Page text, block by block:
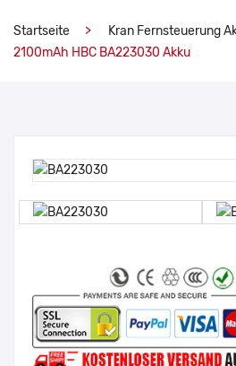
Startseite Kran Fernsteuerung
2100mAh HBC BA223030 Akku